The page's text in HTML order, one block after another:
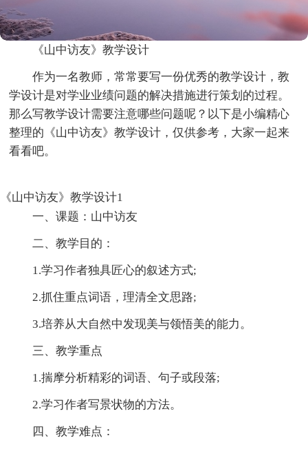
《山中访友》教学设计
作为一名教师，常常要写一份优秀的教学设计，教
学设计是对学业业绩问题的解决措施进行策划的过程。
那么写教学设计需要注意哪些问题呢？以下是小编精心
整理的《山中访友》教学设计，仅供参考，大家一起来
看看吧。
《山中访友》教学设计1
一、课题：山中访友
二、教学目的：
1.学习作者独具匠心的叙述方式;
2.抓住重点词语，理清全文思路;
3.培养从大自然中发现美与领悟美的能力。
三、教学重点
1.揣摩分析精彩的词语、句子或段落;
2.学习作者写景状物的方法。
四、教学难点：